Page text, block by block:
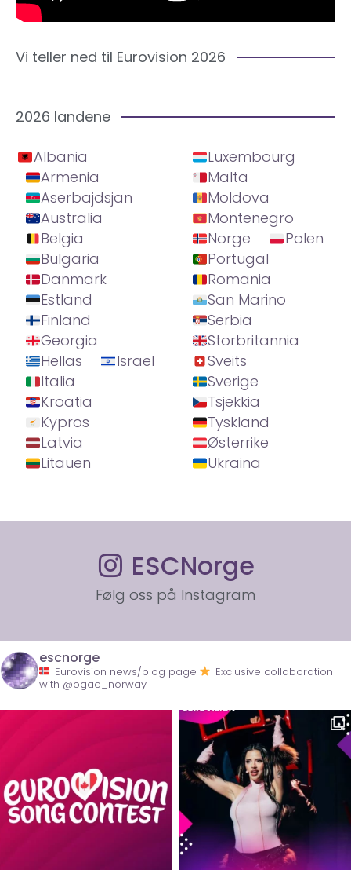
Vi teller ned til Eurovision 2026
2026 landene
Albania
Armenia
Aserbajdsjan
Australia
Belgia
Bulgaria
Danmark
Estland
Finland
Georgia
Hellas
Israel
Italia
Kroatia
Kypros
Latvia
Litauen
Luxembourg
Malta
Moldova
Montenegro
Norge
Polen
Portugal
Romania
San Marino
Serbia
Storbritannia
Sveits
Sverige
Tsjekkia
Tyskland
Østerrike
Ukraina
ESCNorge
Følg oss på Instagram
escnorge
Eurovision news/blog page
Exclusive collaboration
with @ogae_norway